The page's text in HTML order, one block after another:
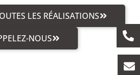
LES RÉALISATIONS
NOUS